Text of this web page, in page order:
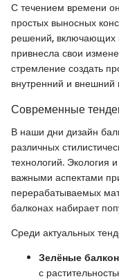
С течением времени
простых выносных
решений, включающих
привнесла свои
стремление создать
внутренний и внешний
Современные
В наши дни дизайн
различных
технологий. Экология
важными аспектами
перерабатываемых
балконах набирает
Среди актуальных
Зелёные
с